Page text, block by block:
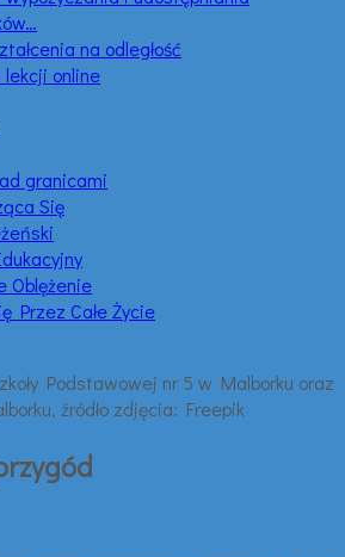
na odległość
lekcji online
granicami
Się
Oblężenie
Przez Całe Życie